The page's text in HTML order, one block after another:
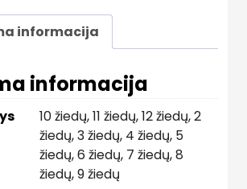
informacija
informacija
10 žiedų,11 žiedų,12 žiedų,2
žiedų,3 žiedų, 4 žiedų, 5
žiedų,6 žiedų, 7 žiedų,8
žiedų,9 žiedų